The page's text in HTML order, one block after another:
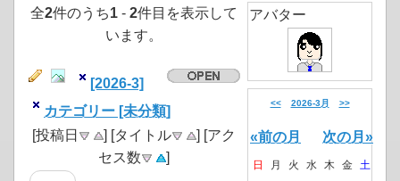
全2件のうち1 - 2件目を表示して
います。
[2026-3]
カテゴリー [未分類]
[投稿日
] [タイトル
] [アク
セス数
]
アバター
<< 2026-3月 >>
«前の月 次の月»
日 月 火 水 木 金 土